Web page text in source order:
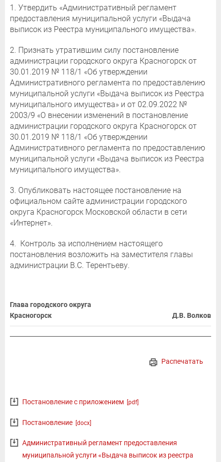
1. Утвердить «Административный регламент
предоставления муниципальной услуги «Выдача
выписок из Реестра муниципального имущества».
2. Признать утратившим силу постановление
администрации городского округа Красногорск от
30.01.2019 № 118/1 «Об утверждении
Административного регламента по предоставлению
муниципальной услуги «Выдача выписок из Реестра
муниципального имущества» и от 02.09.2022 №
2003/9 «О внесении изменений в постановление
администрации городского округа Красногорск от
30.01.2019 № 118/1 «Об утверждении
Административного регламента по предоставлению
муниципальной услуги «Выдача выписок из Реестра
муниципального имущества».
3. Опубликовать настоящее постановление на
официальном сайте администрации городского
округа Красногорск Московской области в сети
«Интернет».
4. Контроль за исполнением настоящего
постановления возложить на заместителя главы
администрации В.С. Терентьеву.
Глава городского округа
Красногорск
Д.В. Волков
Распечатать
Постановление с приложением [pdf]
Постановление [docx]
Административный регламент предоставления
муниципальной услуги «Выдача выписок из реестра